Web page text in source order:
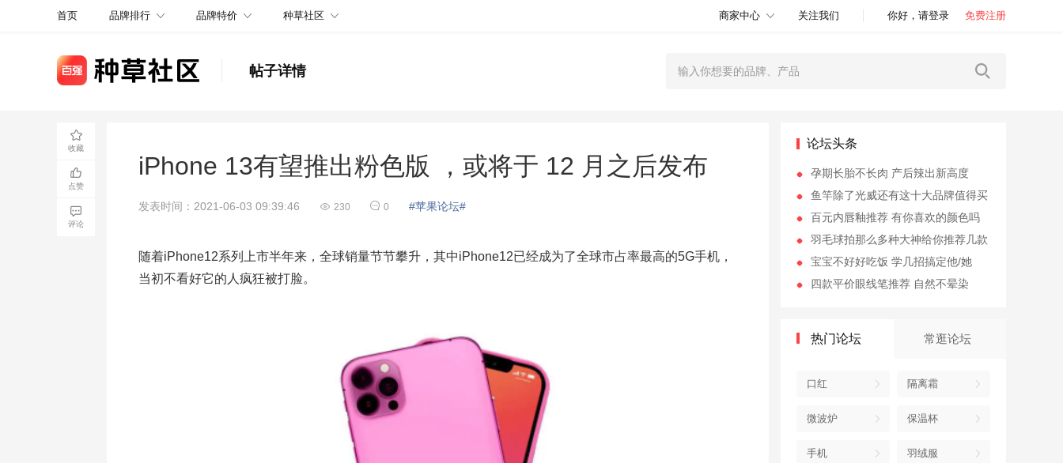
首页 品牌排行 品牌特价 种草社区 商家中心 关注我们 你好，请登录 免费注册
帖子详情
收藏
点赞
评论
iPhone 13有望推出粉色版 ，或将于 12 月之后发布
发表时间：2021-06-03 09:39:46 230 0 #苹果论坛#
随着iPhone12系列上市半年来，全球销量节节攀升，其中iPhone12已经成为了全球市占率最高的5G手机，
当初不看好它的人疯狂被打脸。
论坛头条
孕期长胎不长肉 产后辣出新高度
鱼竿除了光威还有这十大品牌值得买
百元内唇釉推荐 有你喜欢的颜色吗
羽毛球拍那么多种大神给你推荐几款
宝宝不好好吃饭 学几招搞定他/她
四款平价眼线笔推荐 自然不晕染
热门论坛 常逛论坛
口红 隔离霜
微波炉 保温杯
手机 羽绒服